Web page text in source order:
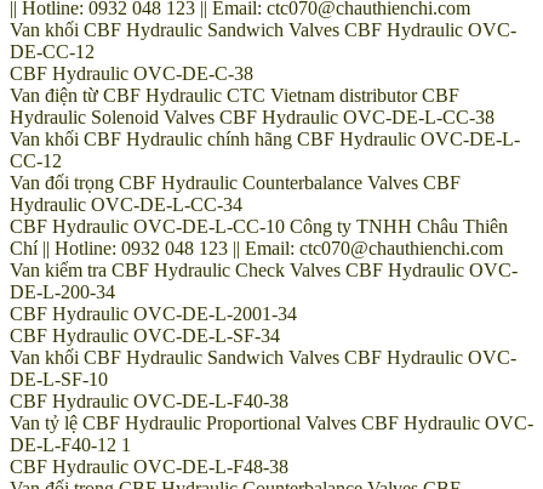
|| Hotline: 0932 048 123 || Email: ctc070@chauthienchi.com
Van khối CBF Hydraulic Sandwich Valves CBF Hydraulic OVC-
DE-CC-12
CBF Hydraulic OVC-DE-C-38
Van điện từ CBF Hydraulic CTC Vietnam distributor CBF
Hydraulic Solenoid Valves CBF Hydraulic OVC-DE-L-CC-38
Van khối CBF Hydraulic chính hãng CBF Hydraulic OVC-DE-L-
CC-12
Van đối trọng CBF Hydraulic Counterbalance Valves CBF
Hydraulic OVC-DE-L-CC-34
CBF Hydraulic OVC-DE-L-CC-10 Công ty TNHH Châu Thiên
Chí || Hotline: 0932 048 123 || Email: ctc070@chauthienchi.com
Van kiểm tra CBF Hydraulic Check Valves CBF Hydraulic OVC-
DE-L-200-34
CBF Hydraulic OVC-DE-L-2001-34
CBF Hydraulic OVC-DE-L-SF-34
Van khối CBF Hydraulic Sandwich Valves CBF Hydraulic OVC-
DE-L-SF-10
CBF Hydraulic OVC-DE-L-F40-38
Van tỷ lệ CBF Hydraulic Proportional Valves CBF Hydraulic OVC-
DE-L-F40-12 1
CBF Hydraulic OVC-DE-L-F48-38